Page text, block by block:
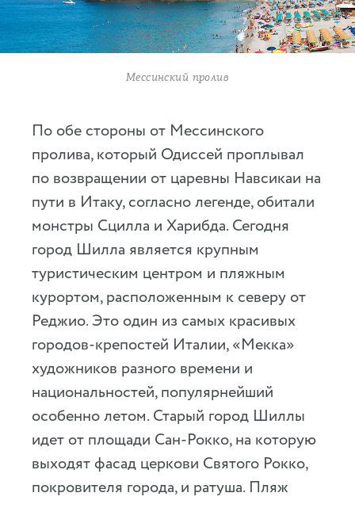
Мессинский пролив
По обе стороны от Мессинского
пролива, который Одиссей проплывал
по возвращении от царевны Навсикаи на
пути в Итаку, согласно легенде, обитали
монстры Сцилла и Харибда. Сегодня
город Шилла является крупным
туристическим центром и пляжным
курортом, расположенным к северу от
Реджио. Это один из самых красивых
городов-крепостей Италии, «Мекка»
художников разного времени и
национальностей, популярнейший
особенно летом. Старый город Шиллы
идет от площади Сан-Рокко, на которую
выходят фасад церкови Святого Рокко,
покровителя города, и ратуша. Пляж